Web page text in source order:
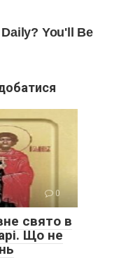
0
свято в
Що не